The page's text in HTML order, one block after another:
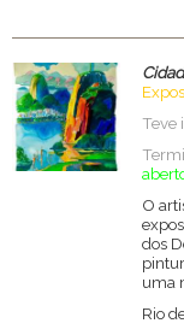
Teve
O
dos
uma
Rio